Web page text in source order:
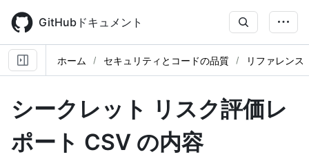
main
content
GitHubドキュメント
ホーム セキュリティとコードの品質 リファレンス
シークレット リスク評価レ
ポート CSV の内容